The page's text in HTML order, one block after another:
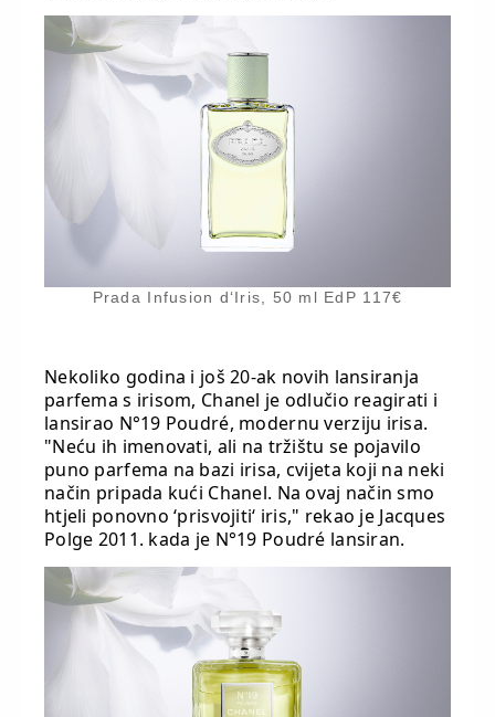
Prada Infusion d‘Iris, 50 ml EdP 117€
Nekoliko godina i još 20-ak novih lansiranja
parfema s irisom, Chanel je odlučio reagirati i
lansirao N°19 Poudré, modernu verziju irisa.
"Neću ih imenovati, ali na tržištu se pojavilo
puno parfema na bazi irisa, cvijeta koji na neki
način pripada kući Chanel. Na ovaj način smo
htjeli ponovno ‘prisvojiti‘ iris," rekao je Jacques
Polge 2011. kada je N°19 Poudré lansiran.